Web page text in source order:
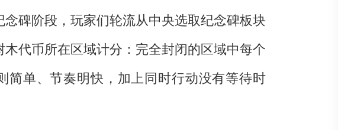
碑阶段，玩家们轮流从中央选取纪念碑板块
代币所在区域计分：完全封闭的区域中每个
单、节奏明快，加上同时行动没有等待时